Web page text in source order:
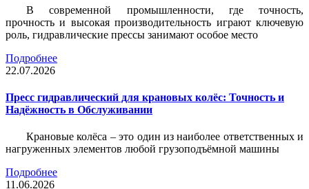
В современной промышленности, где точность,
прочность и высокая производительность играют ключевую
роль, гидравлические прессы занимают особое место
Подробнее
22.07.2026
Пресс гидравлический для крановых колёс: Точность и
Надёжность в Обслуживании
Крановые колёса – это один из наиболее ответственных и
нагруженных элементов любой грузоподъёмной машины
Подробнее
11.06.2026